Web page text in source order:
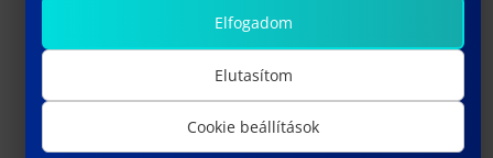
Elfogadom
Elutasítom
Cookie beállítások